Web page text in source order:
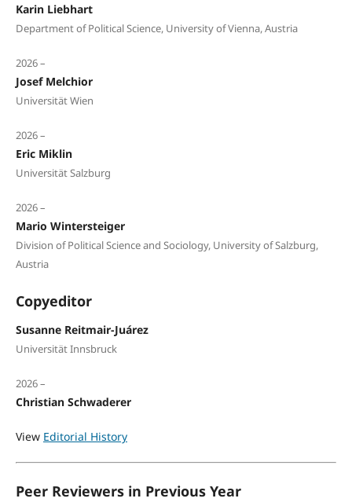
Karin Liebhart
Department of Political Science, University of Vienna, Austria
2026 –
Josef Melchior
Universität Wien
2026 –
Eric Miklin
Universität Salzburg
2026 –
Mario Wintersteiger
Division of Political Science and Sociology, University of Salzburg,
Austria
Copyeditor
Susanne Reitmair-Juárez
Universität Innsbruck
2026 –
Christian Schwaderer
View Editorial History
Peer Reviewers in Previous Year